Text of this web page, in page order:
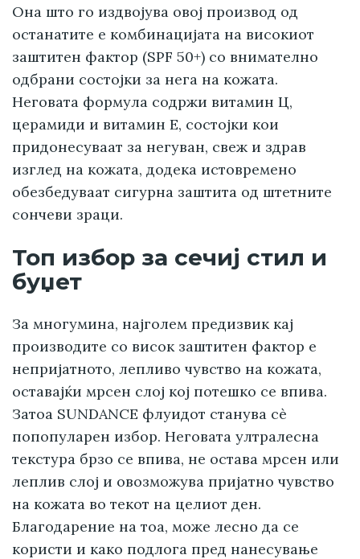
Она што го издвојува овој производ од
останатите е комбинацијата на високиот
заштитен фактор (SPF 50+) со внимателно
одбрани состојки за нега на кожата.
Неговата формула содржи витамин Ц,
церамиди и витамин Е, состојки кои
придонесуваат за негуван, свеж и здрав
изглед на кожата, додека истовремено
обезбедуваат сигурна заштита од штетните
сончеви зраци.
Топ избор за сечиј стил и
буџет
За многумина, најголем предизвик кај
производите со висок заштитен фактор е
непријатното, лепливо чувство на кожата,
оставајќи мрсен слој кој потешко се впива.
Затоа SUNDANCE флуидот станува сè
попопуларен избор. Неговата ултралесна
текстура брзо се впива, не остава мрсен или
леплив слој и овозможува пријатно чувство
на кожата во текот на целиот ден.
Благодарение на тоа, може лесно да се
користи и како подлога пред нанесување